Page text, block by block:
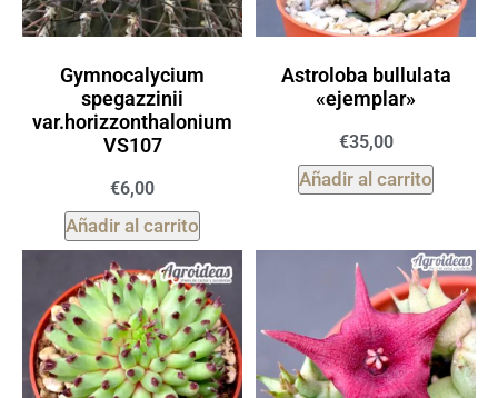
Gymnocalycium
spegazzinii
var.horizzonthalonium
VS107
€6,00
Añadir al carrito
Astroloba bullulata
«ejemplar»
€35,00
Añadir al carrito